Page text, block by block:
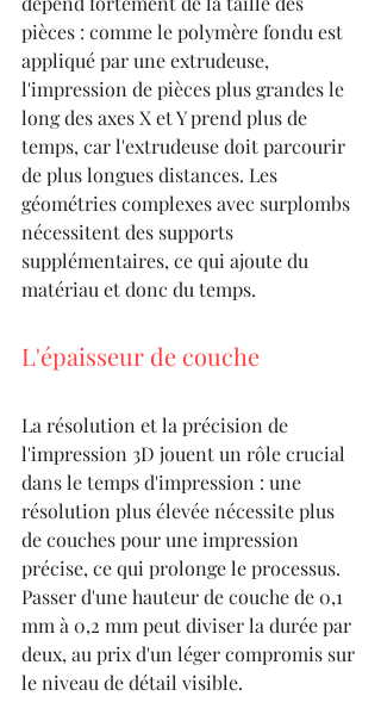
pièces : comme le polymère fondu est
appliqué par une extrudeuse,
l'impression de pièces plus grandes le
long des axes X et Y prend plus de
temps, car l'extrudeuse doit parcourir
de plus longues distances. Les
géométries complexes avec surplombs
nécessitent des supports
supplémentaires, ce qui ajoute du
matériau et donc du temps.
L'épaisseur de couche
La résolution et la précision de
l'impression 3D jouent un rôle crucial
dans le temps d'impression : une
résolution plus élevée nécessite plus
de couches pour une impression
précise, ce qui prolonge le processus.
Passer d'une hauteur de couche de 0,1
mm à 0,2 mm peut diviser la durée par
deux, au prix d'un léger compromis sur
le niveau de détail visible.